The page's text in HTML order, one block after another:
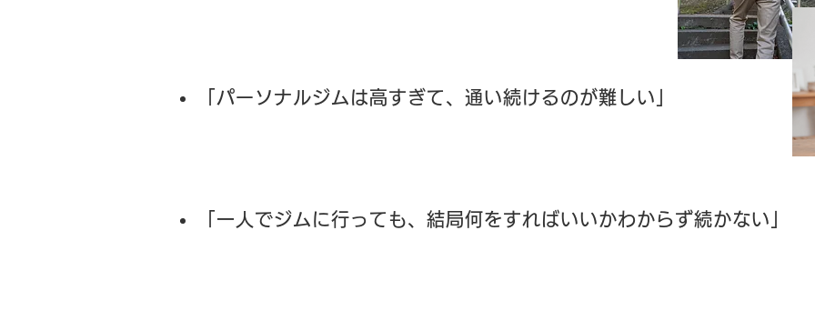
「パーソナルジムは高すぎて、通い続けるのが難しい」
「一人でジムに行っても、結局何をすればいいかわからず続かない」